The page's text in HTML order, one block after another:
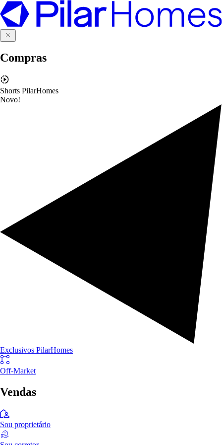
Compras
Shorts PilarHomes
Novo!
Exclusivos PilarHomes
Off-Market
Vendas
Sou proprietário